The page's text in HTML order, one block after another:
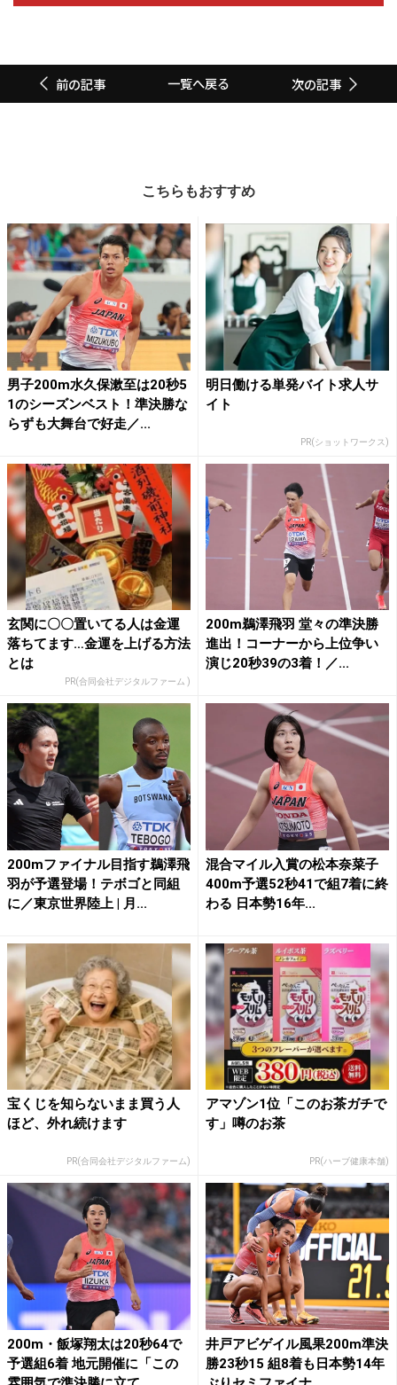
前の記事 一覧へ戻る 次の記事
こちらもおすすめ
男子200m水久保漱至は20秒5
1のシーズンベスト！準決勝な
らずも大舞台で好走／...
明日働ける単発バイト求人サ
イト
PR(ショットワークス)
玄関に〇〇置いてる人は金運
落ちてます…金運を上げる方法
とは
PR(合同会社デジタルファーム )
200m鵜澤飛羽 堂々の準決勝
進出！コーナーから上位争い
演じ20秒39の3着！／...
200mファイナル目指す鵜澤飛
羽が予選登場！テボゴと同組
に／東京世界陸上 | 月...
混合マイル入賞の松本奈菜子
400m予選52秒41で組7着に終
わる 日本勢16年...
宝くじを知らないまま買う人
ほど、外れ続けます
PR(合同会社デジタルファーム)
アマゾン1位「このお茶ガチで
す」噂のお茶
PR(ハーブ健康本舗)
200m・飯塚翔太は20秒64で
予選組6着 地元開催に「この
井戸アビゲイル風果200m準決
勝23秒15 組8着も日本勢14年